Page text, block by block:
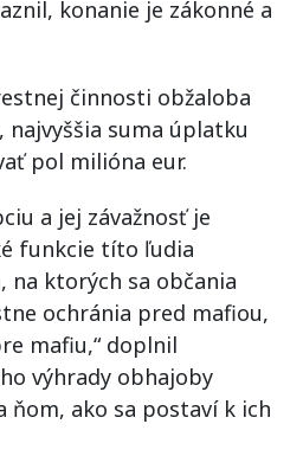
konanie je zákonné a
činnosti obžaloba
najvyššia suma úplatku
pol milióna eur.
a jej závažnosť je
funkcie títo ľudia
na ktorých sa občania
ochránia pred mafiou,
mafiu,“ doplnil
výhrady obhajoby
ňom, ako sa postaví k ich